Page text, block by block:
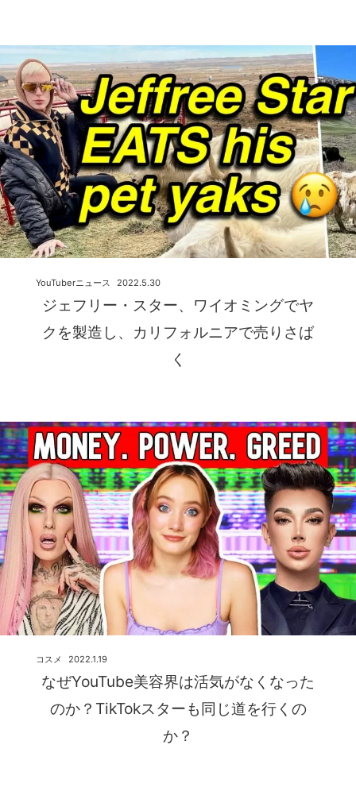
ジェフリー・スター、ワイオミングでヤ
クを製造し、カリフォルニアで売りさば
く
2022.5.30
YouTuberニュース
なぜYouTube美容界は活気がなくなった
のか？TikTokスターも同じ道を行くの
か？
2022.1.19
コスメ